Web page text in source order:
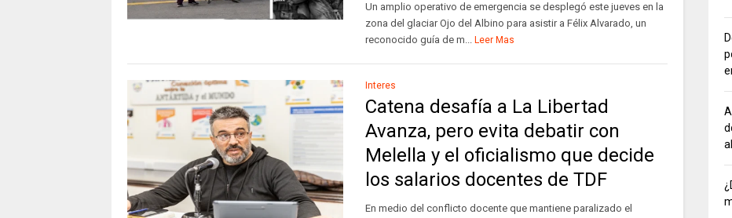
Un amplio operativo de emergencia se desplegó este jueves en la
zona del glaciar Ojo del Albino para asistir a Félix Alvarado, un
reconocido guía de m... Leer Mas
Interes
Catena desafía a La Libertad
Avanza, pero evita debatir con
Melella y el oficialismo que decide
los salarios docentes de TDF
En medio del conflicto docente que mantiene paralizado el